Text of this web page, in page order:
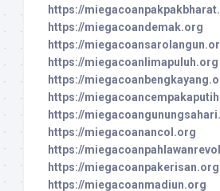
https://
https://miegacoandemak.org
https://
https://miegacoanlimapuluh.org
https://
https://
https://
https://miegacoanancol.org
https://
https://miegacoanpakerisan.org
https://miegacoanmadiun.org